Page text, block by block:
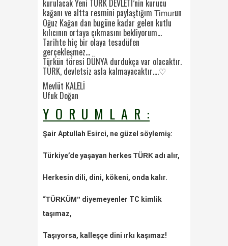
kurulacak Yeni TÜRK DEVLETİ’nin kurucu
kağanı ve altta resmini paylaştığım Timurun
Oğuz Kağan dan bugüne kadar gelen kutlu
kılıcının ortaya çıkmasını bekliyorum…
Tarihte hiç bir olaya tesadüfen
gerçekleşmez…
Türkün töresi DÜNYA durdukça var olacaktır.
TÜRK, devletsiz asla kalmayacaktır….♡
Mevlüt KALELİ
Ufuk Doğan
Y O R U M L A R :
Şair Aptullah Esirci, ne güzel söylemiş:
Türkiye’de yaşayan herkes TÜRKadı alır,
Herkesin dili, dini, kökeni, onda kalır.
“TÜRKÜM” diyemeyenler TC kimlik
taşımaz,
Taşıyorsa, kalleşçe dini ırkı kaşımaz!